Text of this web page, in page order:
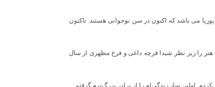
می باشد که اکنون در سن نوجوانی هستند. تاکنون
هنر را زیر نظر شیدا قرچه داغی و فرخ مظهری از سال
اولین ساز زندگی‌ام را از برادر بزرگ‌ترم گرفتم